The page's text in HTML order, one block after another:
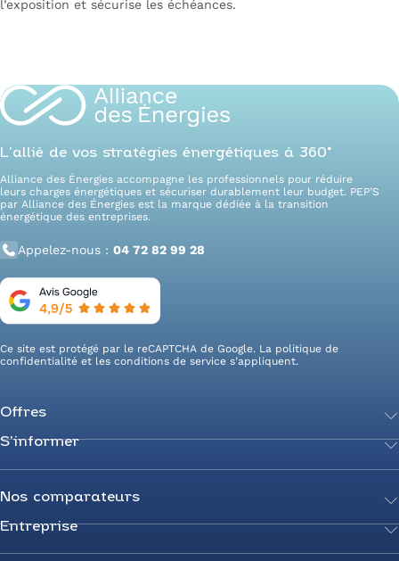
l’exposition et sécurise les échéances.
L’allié de vos stratégies énergétiques à 360°
Alliance des Énergies accompagne les professionnels pour réduire
leurs charges énergétiques et sécuriser durablement leur budget. PEP’S
par Alliance des Énergies est la marque dédiée à la transition
énergétique des entreprises.
Appelez-nous : 04 72 82 99 28
Ce site est protégé par le reCAPTCHA de Google. La politique de
confidentialité et les conditions de service s’appliquent.
Offres
Achetez votre énergie
Transition énergétique
Secteurs d’expertise
Optimisez vos taxes et compteurs
Mix énergie
S’informer
Actualités
Guides de l’énergie
Livres blancs
Nos comparateurs
Comparateur Électricité
Comparateur Gaz
Entreprise
Nous rejoindre